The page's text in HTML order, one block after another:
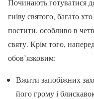
Починають готуватися
гніву святого, багато
постити, особливо в
святу. Крім того,
обов’язковим:
Вжити запобіжних
його грому і